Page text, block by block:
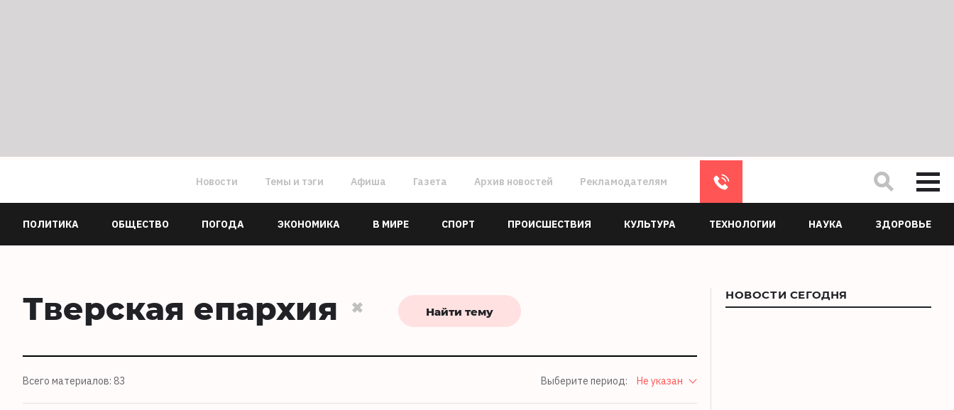
Новости Темы и тэги Афиша Газета Архив новостей Рекламодателям
ПОЛИТИКА ОБЩЕСТВО ПОГОДА ЭКОНОМИКА В МИРЕ СПОРТ ПРОИСШЕСТВИЯ КУЛЬТУРА ТЕХНОЛОГИИ НАУКА ЗДОРОВЬЕ
Тверская епархия Найти тему
Всего материалов: 83 Выберите период: Не указан
НОВОСТИ СЕГОДНЯ